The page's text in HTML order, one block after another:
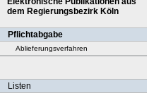
dem Regierungsbezirk Köln
Pflichtabgabe
Ablieferungsverfahren
Listen